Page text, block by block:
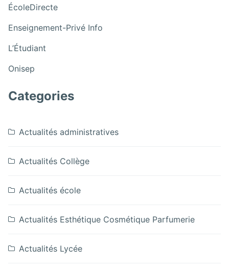
de
au
ÉcoleDirecte:
5èmes
Enseignement-Privé Info
L’Étudiant
Musée
Onisep
5èmes
au
de
Categories
Actualités administratives
Actualités Collège
Actualités école
Actualités Esthétique Cosmétique Parfumerie
Actualités Lycée